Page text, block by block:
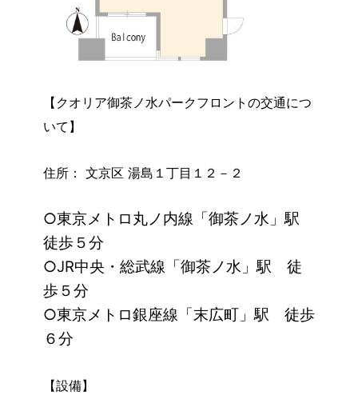
【クオリア御茶ノ水パークフロントの交通につ
いて】
住所： 文京区 湯島１丁目１２－２
○東京メトロ丸ノ内線「御茶ノ水」駅
徒歩５分
○JR中央・総武線「御茶ノ水」駅 徒
歩５分
○東京メトロ銀座線「末広町」駅 徒歩
６分
【設備】